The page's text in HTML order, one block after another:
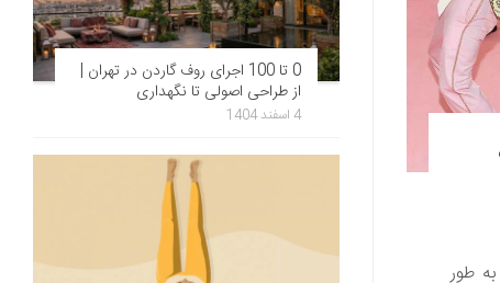
طور
0 تا 100 اجرای روف گاردن در تهران |
از طراحی اصولی تا نگهداری
4 اسفند 1404